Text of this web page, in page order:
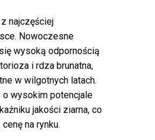
najczęściej
Nowoczesne
wysoką odpornością
i rdza brunatna,
w wilgotnych latach.
o wysokim potencjale
jakości ziarna, co
na rynku.